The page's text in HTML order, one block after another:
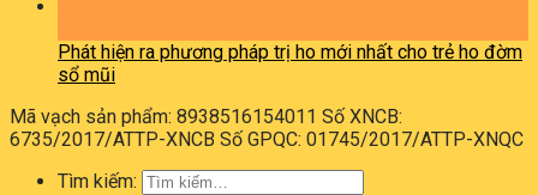
Phát hiện ra phương pháp trị ho mới nhất cho trẻ ho đờm
sổ mũi
Mã vạch sản phẩm: 8938516154011 Số XNCB:
6735/2017/ATTP-XNCB Số GPQC: 01745/2017/ATTP-XNQC
Tìm kiếm: